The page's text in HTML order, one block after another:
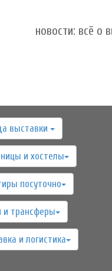
новости: всё о
выставки
и хостелы
посуточно
и трансферы
и логистика